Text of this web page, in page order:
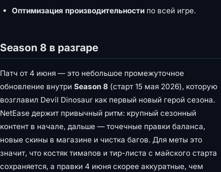
Оптимизация производительности по всей игре.
Season 8 в разгаре
Патч от 4 июня — это небольшое промежуточное
обновление внутри Season 8 (старт 15 мая 2026), которую
возглавил Devil Dinosaur как первый новый герой сезона.
NetEase держит привычный ритм: крупный сезонный
контент в начале, дальше — точечные правки баланса,
новые скины в магазине и чистка багов. Для меты это
значит, что костяк тимапов и тир-листа с майского старта
сохраняется, а правки 4 июня скорее аккуратные, чем